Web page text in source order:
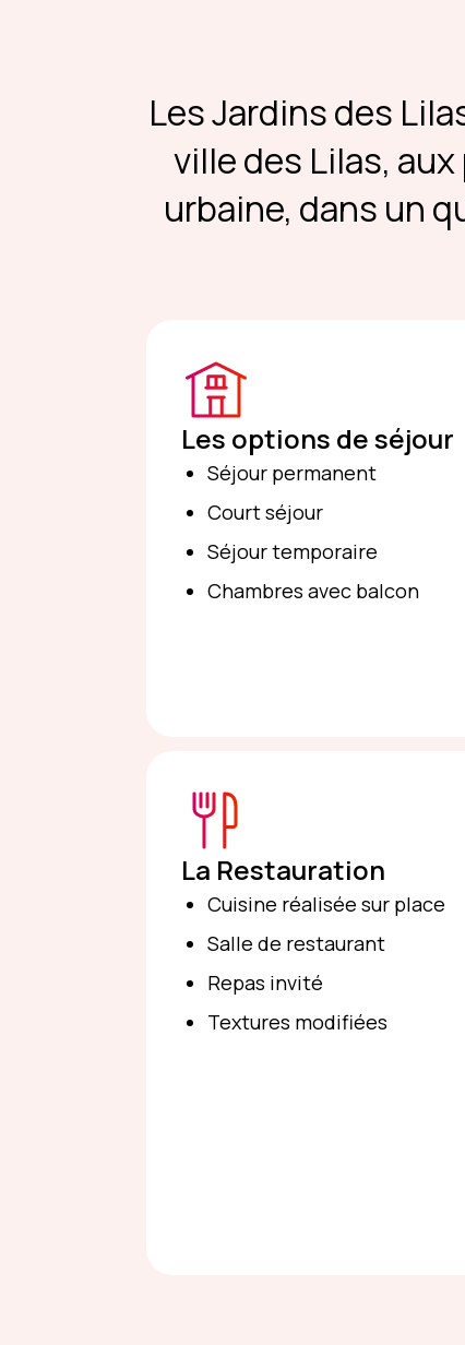
Les Jardins des
ville des Lilas,
urbaine, dans un
Les options de séjour
Séjour permanent
Court séjour
Séjour temporaire
Chambres avec balcon
La Restauration
Cuisine réalisée sur place
Salle de restaurant
Repas invité
Textures modifiées